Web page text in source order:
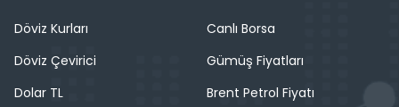
Döviz Kurları
Döviz Çevirici
Dolar TL
Canlı Borsa
Gümüş Fiyatları
Brent Petrol Fiyatı